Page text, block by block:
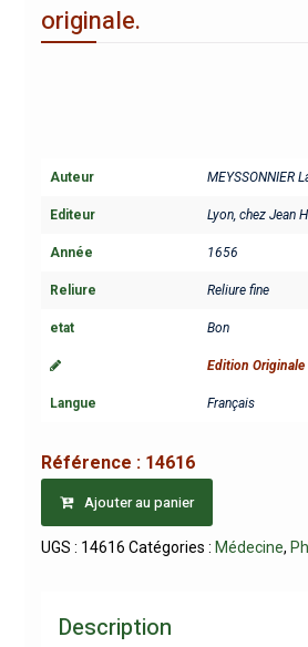
originale.
Auteur MEYSSONNIER
Editeur Lyon, chez Jean
Année 1656
Reliure Reliure fine
etat Bon
Edition Originale
Langue Français
Référence : 14616
Ajouter au panier
UGS : 14616 Catégories : Médecine,
Description